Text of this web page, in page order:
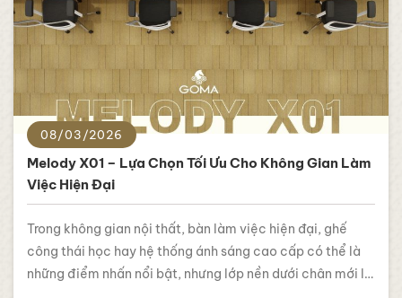
08/03/2026
Melody X01 – Lựa Chọn Tối Ưu Cho Không Gian Làm
Việc Hiện Đại
Trong không gian nội thất, bàn làm việc hiện đại, ghế
công thái học hay hệ thống ánh sáng cao cấp có thể là
những điểm nhấn nổi bật, nhưng lớp nền dưới chân mới là